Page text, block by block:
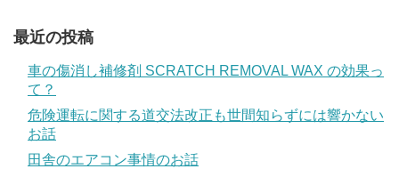
最近の投稿
車の傷消し補修剤 SCRATCH REMOVAL WAX の効果っ
て？
危険運転に関する道交法改正も世間知らずには響かない
お話
田舎のエアコン事情のお話